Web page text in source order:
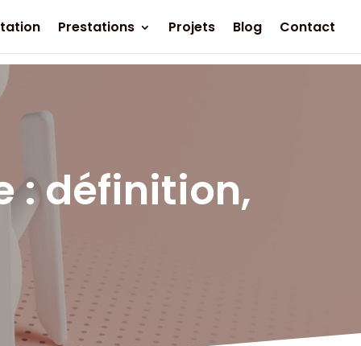
Prestations Projets Blog Contact
: définition,